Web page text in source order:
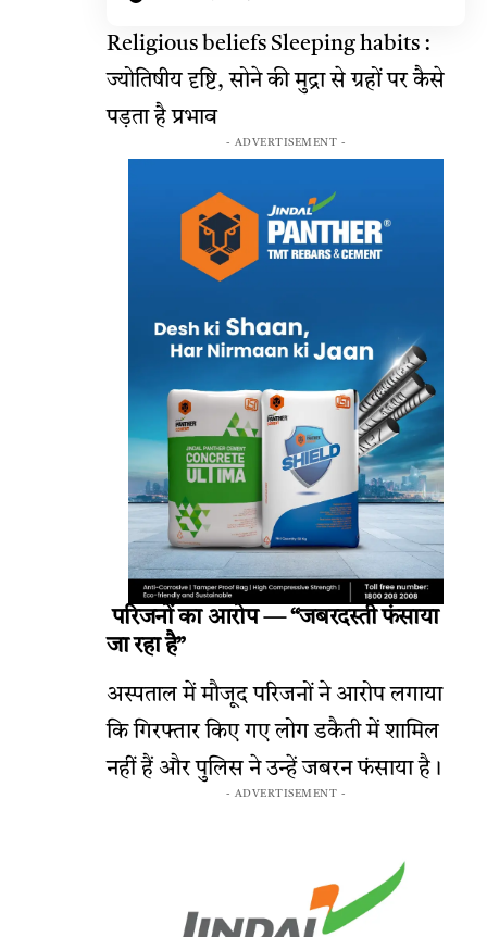
Religious beliefs Sleeping habits :
ज्योतिषीय दृष्टि, सोने की मुद्रा से ग्रहों पर कैसे
पड़ता है प्रभाव
- ADVERTISEMENT -
परिजनों का आरोप — “जबरदस्ती फंसाया
जा रहा है”
अस्पताल में मौजूद परिजनों ने आरोप लगाया
कि गिरफ्तार किए गए लोग डकैती में शामिल
नहीं हैं और पुलिस ने उन्हें जबरन फंसाया है।
- ADVERTISEMENT -